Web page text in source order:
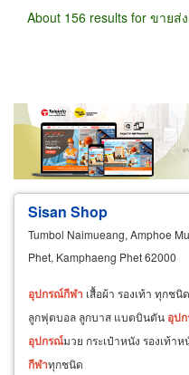
About 156 results for ขาย
Wholesale Retail
Exporter/Importer
Sisan Shop
Tumbol Naimueang, Amphoe
Phet, Kamphaeng Phet 62000
อุปกรณ์กีฬา เสื้อผ้า รองเท้า ทุกชนิ
ลูกฟุตบอล ลูกบาส แบตบินตัน อุป
อุปกรณ์มวย กระเป๋าหนัง รองเท้า
กีฬาทุกชนิด